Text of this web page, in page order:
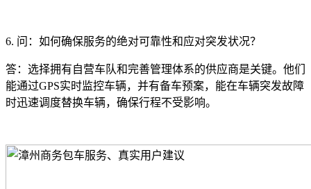
6. 问：如何确保服务的绝对可靠性和应对突发状况？
答：选择拥有自营车队和完善管理体系的供应商是关键。他们
能通过GPS实时监控车辆，并有备车预案，能在车辆突发故障
时迅速调度替换车辆，确保行程不受影响。